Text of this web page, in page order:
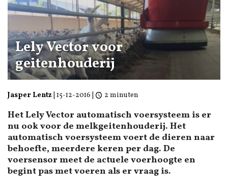
Lely Vector voor
geitenhouderij
Jasper Lentz 15-12-2016 2 minuten
Het Lely Vector automatisch voersysteem is er
nu ook voor de melkgeitenhouderij. Het
automatisch voersysteem voert de dieren naar
behoefte, meerdere keren per dag. De
voersensor meet de actuele voerhoogte en
begint pas met voeren als er vraag is.